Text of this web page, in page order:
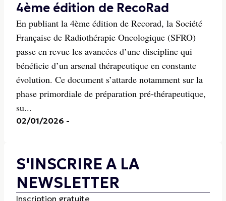
4ème édition de RecoRad
En publiant la 4ème édition de Recorad, la Société
Française de Radiothérapie Oncologique (SFRO)
passe en revue les avancées d’une discipline qui
bénéficie d’un arsenal thérapeutique en constante
évolution. Ce document s’attarde notamment sur la
phase primordiale de préparation pré-thérapeutique,
su...
02/01/2026 -
S'INSCRIRE A LA
NEWSLETTER
Inscription gratuite